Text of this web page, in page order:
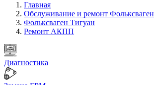
Главная
Обслуживание и ремонт Фольксваген
Фольксваген Тигуан
Ремонт АКПП
Диагностика